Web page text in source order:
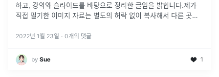
하고, 강의와 슬라이드를 바탕으로 정리한 글임을 밝힙니다.제가
직접 필기한 이미지 자료는 별도의 허락 없이 복사해서 다른 곳에
2022년 1월 23일 · 0개의 댓글
by Sue 1